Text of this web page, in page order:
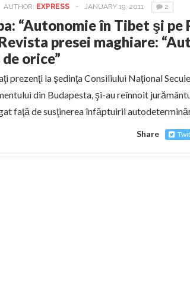
AUTHOR: EXPRESS - JANUARY 19, 2011 2
“Autonomie în Tibet şi pe
presei maghiare:
orice”
prezenţi la şedinţa Consiliului Naţional
din Budapesta, şi-au reînnoit
faţă de susţinerea înfăptuirii
Share